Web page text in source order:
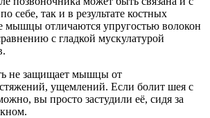
себе, так и в результате костных
мышцы отличаются упругостью волокон
с гладкой мускулатурой
не защищает мышцы от
ущемлений. Если болит шея с
вы просто застудили её, сидя за